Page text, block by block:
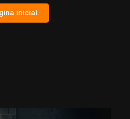
inicial